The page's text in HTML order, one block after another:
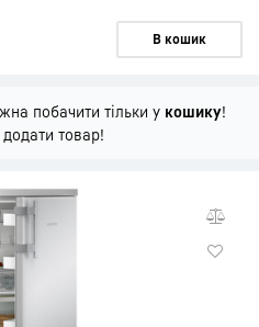
В кошик
побачити тільки у кошику!
товар!